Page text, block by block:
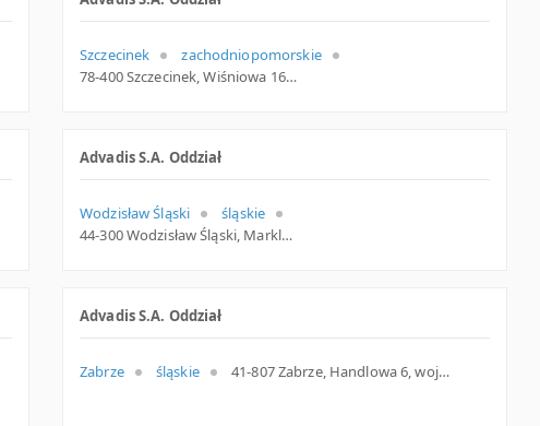
Szczecinek
zachodniopomorskie
78-400 Szczecinek, Wiśniowa 16, woj. Zachodniopomorskie, pow. Szczecinecki, gm. Szczecinek
Advadis S.A. Oddział
Wodzisław Śląski
śląskie
44-300 Wodzisław Śląski, Marklowicka 17, woj. Śląskie, pow. Wodzisławski, gm. Wodzisław Śląski
Advadis S.A. Oddział
Zabrze śląskie 41-807 Zabrze, Handlowa 6, woj. Śląskie, pow. Zabrze, gm. Zabrze